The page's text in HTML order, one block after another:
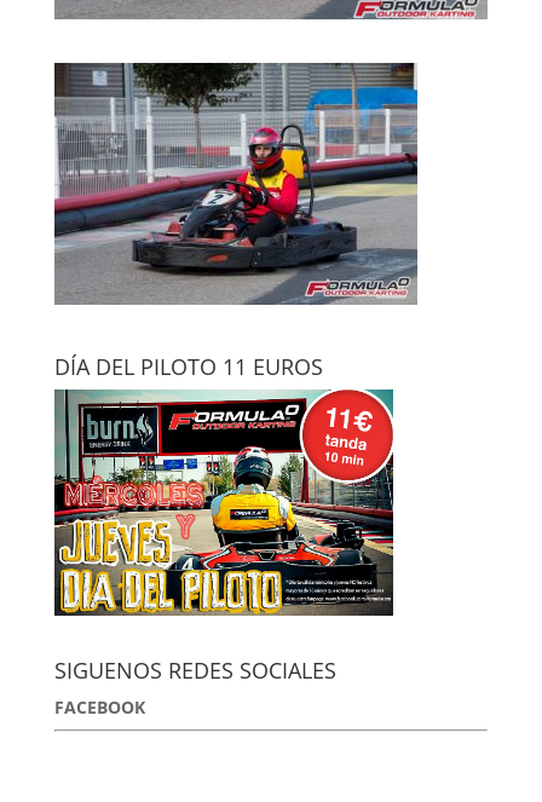
DÍA DEL PILOTO 11 EUROS
SIGUENOS REDES SOCIALES
FACEBOOK